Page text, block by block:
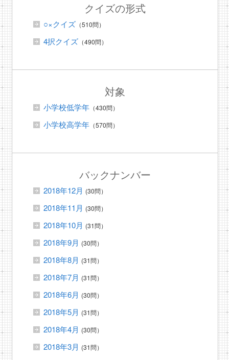
クイズの形式
○×クイズ（510問）
4択クイズ（490問）
対象
小学校低学年（430問）
小学校高学年（570問）
バックナンバー
2018年12月 (30問）
2018年11月 (30問）
2018年10月 (31問）
2018年9月 (30問）
2018年8月 (31問）
2018年7月 (31問）
2018年6月 (30問）
2018年5月 (31問）
2018年4月 (30問）
2018年3月 (31問）